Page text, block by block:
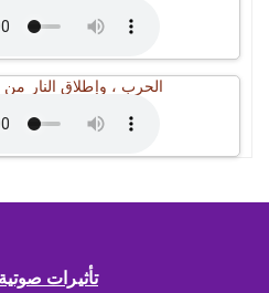
الحرب ، وإطلاق النار من
تأثيرات